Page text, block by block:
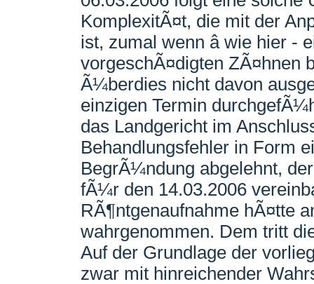
KomplexitÃ¤t, die mit der
ist, zumal wenn â wie hier
vorgeschÃ¤digten ZÃ¤hnen
Ã¼berdies nicht davon
einzigen Termin
das Landgericht im
Behandlungsfehler in Form
BegrÃ¼ndung abgelehnt,
fÃ¼r den 14.03.2006
RÃ¶ntgenaufnahme hÃ¤tte
wahrgenommen. Dem tritt
Auf der Grundlage der
zwar mit hinreichender